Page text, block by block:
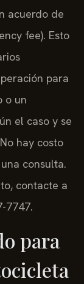
acuerdo de
fee). Esto
para
o un
el caso y se
hay costo
consulta.
contacte a
7747.
para